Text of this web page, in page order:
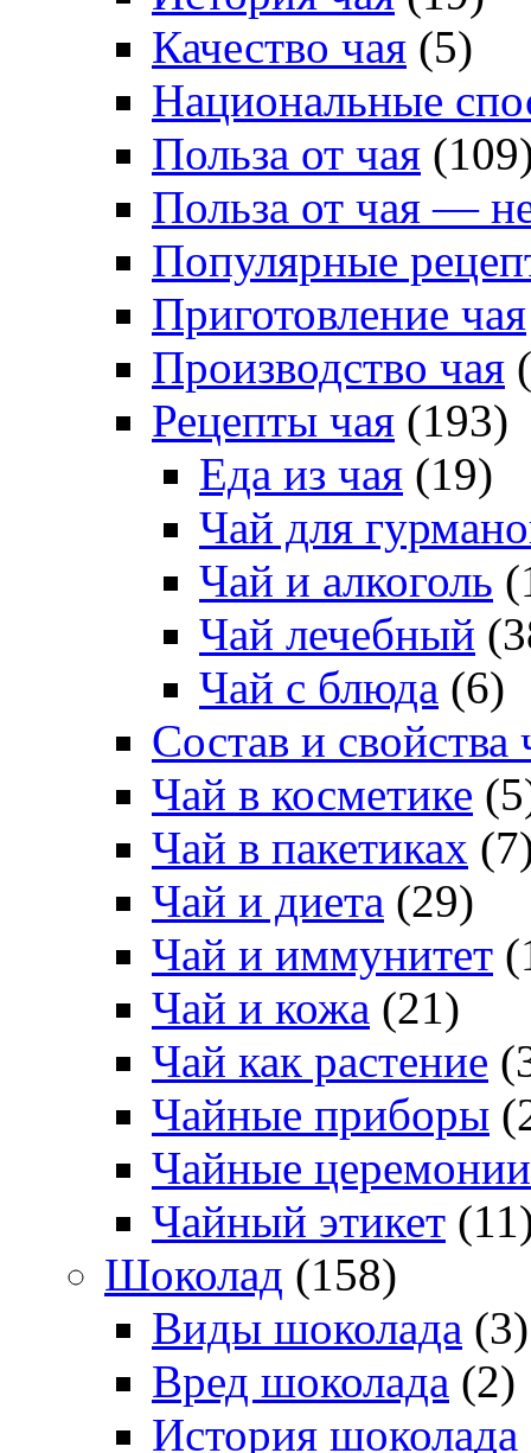
Качество чая (5)
Национальные
Польза от чая
Польза от чая —
Популярные
Приготовление чая
Производство чая
Рецепты чая (193)
Еда из чая (19)
Чай для
Чай и алкоголь
Чай лечебный
Чай с блюда (6)
Состав и свойства
Чай в косметике
Чай в пакетиках
Чай и диета (29)
Чай и иммунитет
Чай и кожа (21)
Чай как растение
Чайные приборы
Чайные церемонии
Чайный этикет
Шоколад (158)
Виды шоколада (3)
Вред шоколада (2)
История шоколада